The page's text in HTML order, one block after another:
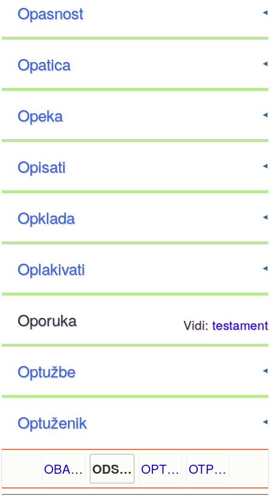
Opasnost
Opatica
Opeka
Opisati
Opklada
Oplakivati
Oporuka Vidi: testament
Optužbe
Optuženik
OBA… ODS… OPT… OTP…